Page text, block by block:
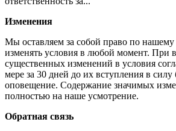
Изменения
Мы оставляем за собой право по
изменять условия в любой момент. При
существенных изменений в условия
мере за 30 дней до их вступления в силу
оповещение. Содержание значимых
полностью на наше усмотрение.
Обратная связь